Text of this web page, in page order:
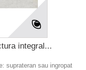
integral...
suprateran sau ingropat